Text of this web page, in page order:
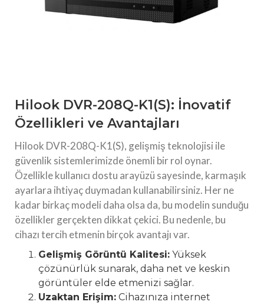
Hilook DVR-208Q-K1(S): İnovatif
Özellikleri ve Avantajları
Hilook DVR-208Q-K1(S), gelişmiş teknolojisi ile
güvenlik sistemlerimizde önemli bir rol oynar.
Özellikle kullanıcı dostu arayüzü sayesinde, karmaşık
ayarlara ihtiyaç duymadan kullanabilirsiniz. Her ne
kadar birkaç modeli daha olsa da, bu modelin sunduğu
özellikler gerçekten dikkat çekici. Bu nedenle, bu
cihazı tercih etmenin birçok avantajı var.
Gelişmiş Görüntü Kalitesi: Yüksek
çözünürlük sunarak, daha net ve keskin
görüntüler elde etmenizi sağlar.
Uzaktan Erişim: Cihazınıza internet